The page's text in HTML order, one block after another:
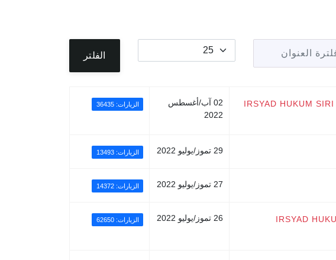
العنوان عدد الإظهارات:
الفلتر
IRSYAD HUKUM
02 آب/أغسطس
2022
الزيارات: 36435
29 تموز/يوليو 2022 الزيارات: 13493
27 تموز/يوليو 2022 الزيارات: 14372
IRSYAD
26 تموز/يوليو 2022 الزيارات: 62650